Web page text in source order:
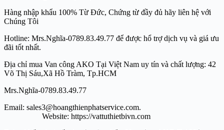
Hàng nhập khẩu 100% Từ Đức, Chứng từ đầy đủ hãy liên hệ với
Chúng Tôi
Hotline: Mrs.Nghĩa-0789.83.49.77 để được hổ trợ dịch vụ và giá ưu
đãi tốt nhất.
Địa chỉ mua Van công AKO Tại Việt Nam uy tín và chất lượng: 42
Võ Thị Sáu,Xã Hồ Tràm, Tp.HCM
Mrs.Nghĩa-0789.83.49.77
Email: sales3@hoangthienphatservice.com.
Website: https://vattuthietbivn.com